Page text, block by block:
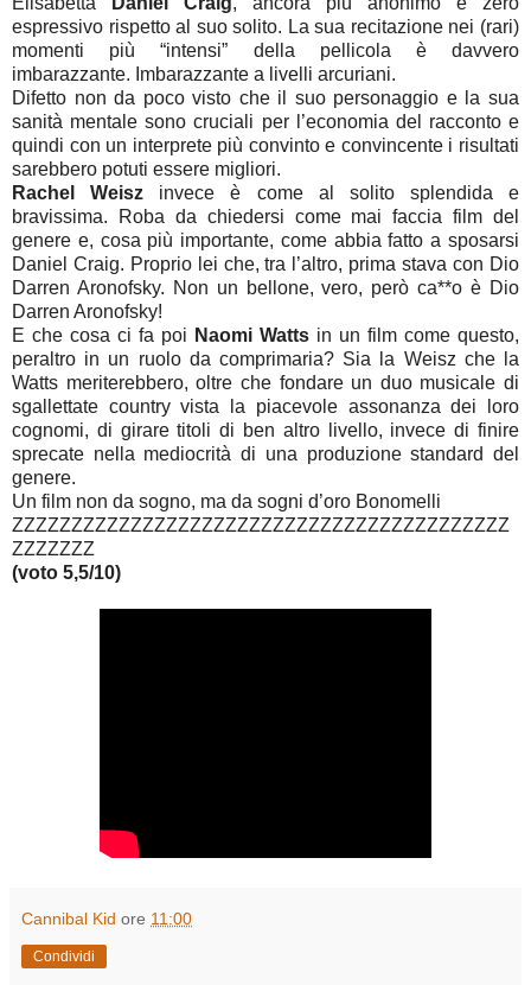
espressivo rispetto al suo solito. La sua recitazione nei (rari)
momenti più “intensi” della pellicola è davvero
imbarazzante. Imbarazzante a livelli arcuriani.
Difetto non da poco visto che il suo personaggio e la sua
sanità mentale sono cruciali per l’economia del racconto e
quindi con un interprete più convinto e convincente i risultati
sarebbero potuti essere migliori.
Rachel Weisz invece è come al solito splendida e
bravissima. Roba da chiedersi come mai faccia film del
genere e, cosa più importante, come abbia fatto a sposarsi
Daniel Craig. Proprio lei che, tra l’altro, prima stava con Dio
Darren Aronofsky. Non un bellone, vero, però ca**o è Dio
Darren Aronofsky!
E che cosa ci fa poi Naomi Watts in un film come questo,
peraltro in un ruolo da comprimaria? Sia la Weisz che la
Watts meriterebbero, oltre che fondare un duo musicale di
sgallettate country vista la piacevole assonanza dei loro
cognomi, di girare titoli di ben altro livello, invece di finire
sprecate nella mediocrità di una produzione standard del
genere.
Un film non da sogno, ma da sogni d’oro Bonomelli
ZZZZZZZZZZZZZZZZZZZZZZZZZZZZZZZZZZZZZZZZZZ
ZZZZZZZ
(voto 5,5/10)
Cannibal Kid ore 11:00
Condividi